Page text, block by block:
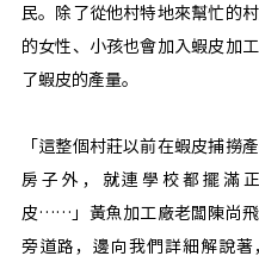
民。除了從他村特地來幫忙的
的女性、小孩也會加入蝦皮加
了蝦皮的產量。
「這整個村莊以前在蝦皮捕撈
房子外，就連學校都擺滿
皮……」黃魚加工廠老闆陳尚飛
旁道路，邊向我們詳細解說著